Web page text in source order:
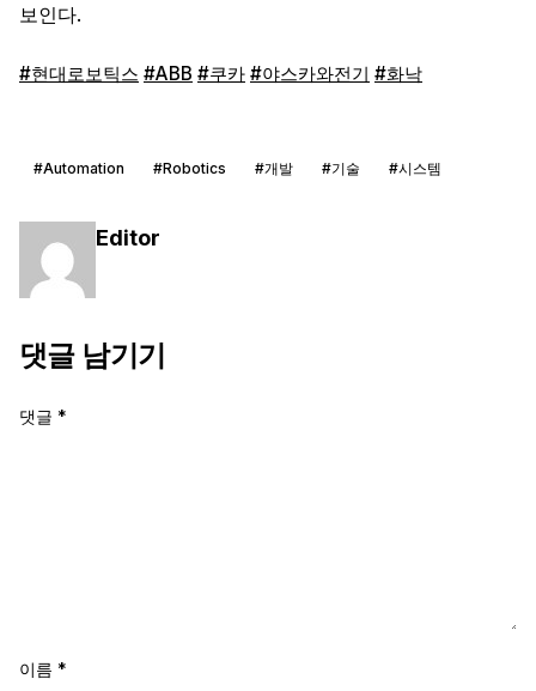
보인다.
#현대로보틱스 #ABB #쿠카 #야스카와전기 #화낙
#Automation #Robotics #개발 #기술 #시스템
Editor
댓글 남기기
댓글 *
이름 *